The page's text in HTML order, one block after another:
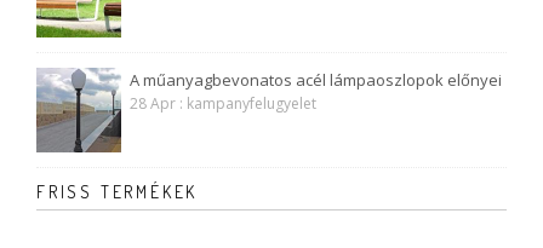
A műanyagbevonatos acél lámpaoszlopok előnyei
28 Apr : kampanyfelugyelet
FRISS TERMÉKEK